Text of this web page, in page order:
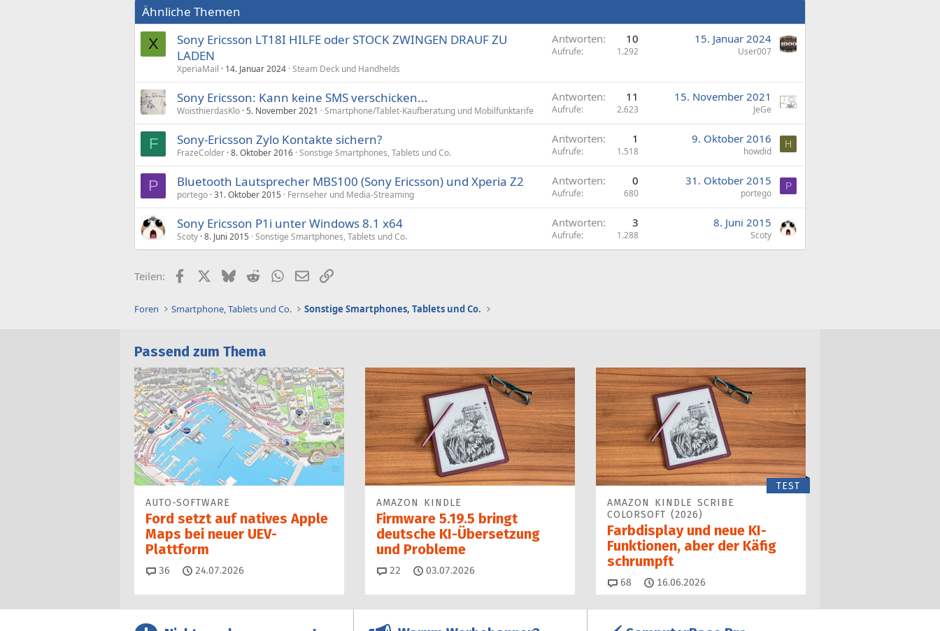
Ähnliche Themen
X
Sony Ericsson LT18I HILFE oder STOCK ZWINGEN DRAUF ZU
LADEN
XperiaMail 14. Januar 2024 Steam Deck und Handhelds
Antworten 10
Aufrufe 1.292
15. Januar 2024
User007
Sony Ericsson: Kann keine SMS verschicken...
WoisthierdasKlo 5. November 2021 Smartphone/Tablet-Kaufberatung und Mobilfunktarife
Antworten 11
Aufrufe 2.623
15. November 2021
JeGe
F Sony-Ericsson Zylo Kontakte sichern?
FrazeColder 8. Oktober 2016 Sonstige Smartphones, Tablets und Co.
Antworten 1
Aufrufe 1.518
9. Oktober 2016
howdid
H
P Bluetooth Lautsprecher MBS100 (Sony Ericsson) und Xperia Z2
portego 31. Oktober 2015 Fernseher und Media-Streaming
Antworten 0
Aufrufe 680
31. Oktober 2015
portego
P
Sony Ericsson P1i unter Windows 8.1 x64
Scoty 8. Juni 2015 Sonstige Smartphones, Tablets und Co.
Antworten 3
Aufrufe 1.288
8. Juni 2015
Scoty
Teilen: FacebookX (Twitter)
BlueskyRedditWhatsApp
E-MailLink
Foren Smartphone, Tablets und Co. Sonstige Smartphones, Tablets und Co.
Passend zum Thema
AUTO-SOFTWARE
Ford setzt auf natives Apple
Maps bei neuer UEV-
Plattform
36 Kommentare
24.07.2026
AMAZON KINDLE
Firmware 5.19.5 bringt
deutsche KI-Übersetzung
und Probleme
22 Kommentare
03.07.2026
TEST
AMAZON KINDLE SCRIBE
COLORSOFT (2026)
Farbdisplay und neue KI-
Funktionen, aber der Käfig
schrumpft
68 Kommentare
16.06.2026